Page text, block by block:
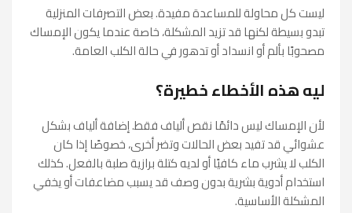
ليست كل محاولة للمساعدة مفيدة. بعض التصرفات المنزلية
تبدو بسيطة لكنها قد تزيد المشكلة، خاصة عندما يكون الإمساك
مصحوبًا بألم أو انسداد أو تدهور في حالة الكلب العامة.
ليه هذه الأخطاء خطيرة؟
لأن الإمساك ليس دائمًا نقص ألياف فقط. إضافة ألياف بشكل
عشوائي قد تفيد بعض الحالات وتضر أخرى، خصوصًا إذا كان
الكلب لا يشرب ماء كافيًا أو لديه كتلة برازية صلبة بالفعل. كذلك
استخدام أدوية بشرية بدون وصف قد يسبب مضاعفات أو يخفي
المشكلة الأساسية.